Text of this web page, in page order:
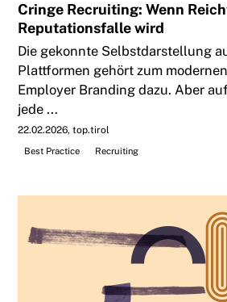
Cringe Recruiting: Wenn
Reputationsfalle wird
Die gekonnte Selbstdarstellung
Plattformen gehört zum
Employer Branding dazu. Aber
jede ...
22.02.2026 top.tirol
Best Practice
Recruiting